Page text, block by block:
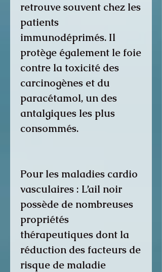
retrouve souvent chez les
patients
immunodéprimés. Il
protège également le foie
contre la toxicité des
carcinogènes et du
paracétamol, un des
antalgiques les plus
consommés.
Pour les maladies cardio
vasculaires : L’ail noir
possède de nombreuses
propriétés
thérapeutiques dont la
réduction des facteurs de
risque de maladie